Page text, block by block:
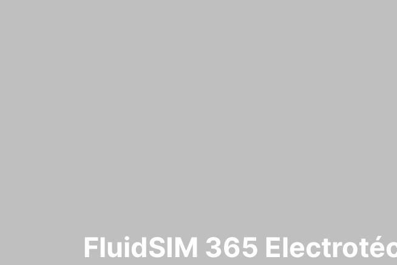
FluidSIM 365